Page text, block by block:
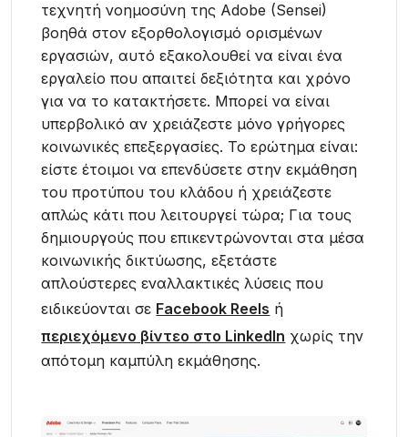
τεχνητή νοημοσύνη της Adobe (Sensei)
βοηθά στον εξορθολογισμό ορισμένων
εργασιών, αυτό εξακολουθεί να είναι ένα
εργαλείο που απαιτεί δεξιότητα και χρόνο
για να το κατακτήσετε. Μπορεί να είναι
υπερβολικό αν χρειάζεστε μόνο γρήγορες
κοινωνικές επεξεργασίες. Το ερώτημα είναι:
είστε έτοιμοι να επενδύσετε στην εκμάθηση
του προτύπου του κλάδου ή χρειάζεστε
απλώς κάτι που λειτουργεί τώρα; Για τους
δημιουργούς που επικεντρώνονται στα μέσα
κοινωνικής δικτύωσης, εξετάστε
απλούστερες εναλλακτικές λύσεις που
ειδικεύονται σε Facebook Reels ή
περιεχόμενο βίντεο στο LinkedIn χωρίς την
απότομη καμπύλη εκμάθησης.